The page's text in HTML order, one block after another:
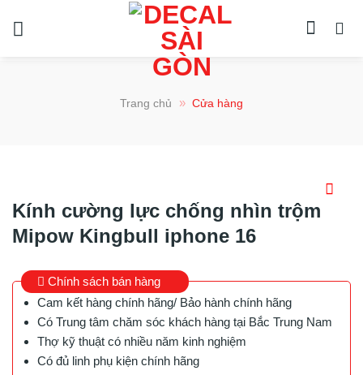
Trang chủ » Cửa hàng
Kính cường lực chống nhìn trộm
Mipow Kingbull iphone 16
Chính sách bán hàng
Cam kết hàng chính hãng/ Bảo hành chính hãng
Có Trung tâm chăm sóc khách hàng tại Bắc Trung Nam
Thợ kỹ thuật có nhiều năm kinh nghiệm
Có đủ linh phụ kiện chính hãng